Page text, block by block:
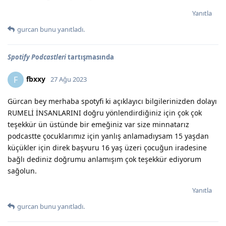
Yanıtla
gurcan bunu yanıtladı.
Spotify Podcastleritartışmasında
F fbxxy 27 Ağu 2023
Gürcan bey merhaba spotyfi ki açıklayıcı bilgilerinizden dolayı
RUMELİ İNSANLARINI doğru yönlendirdiğiniz için çok çok
teşekkür ün üstünde bir emeğiniz var size minnatarız
podcastte çocuklarımız için yanlış anlamadıysam 15 yaşdan
küçükler için direk başvuru 16 yaş üzeri çocuğun iradesine
bağlı dediniz doğrumu anlamışım çok teşekkür ediyorum
sağolun.
Yanıtla
gurcan bunu yanıtladı.